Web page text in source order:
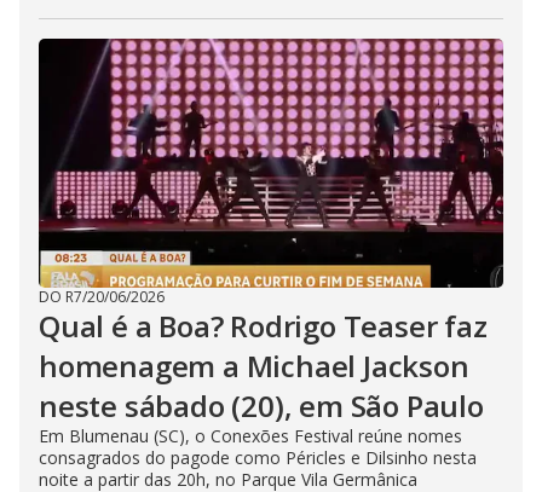
DO R7/20/06/2026
Qual é a Boa? Rodrigo Teaser faz
homenagem a Michael Jackson
neste sábado (20), em São Paulo
Em Blumenau (SC), o Conexões Festival reúne nomes
consagrados do pagode como Péricles e Dilsinho nesta
noite a partir das 20h, no Parque Vila Germânica